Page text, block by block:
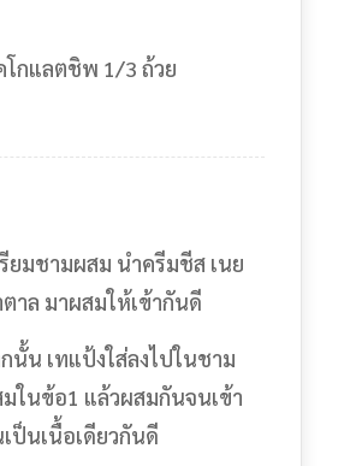
โกแลตชิพ 1/3 ถ้วย
ยมชามผสม นำครีมชีส เนย
าล มาผสมให้เข้ากันดี
นั้น เทแป้งใส่ลงไปในชาม
ในข้อ1 แล้วผสมกันจนเข้า
ป็นเนื้อเดียวกันดี